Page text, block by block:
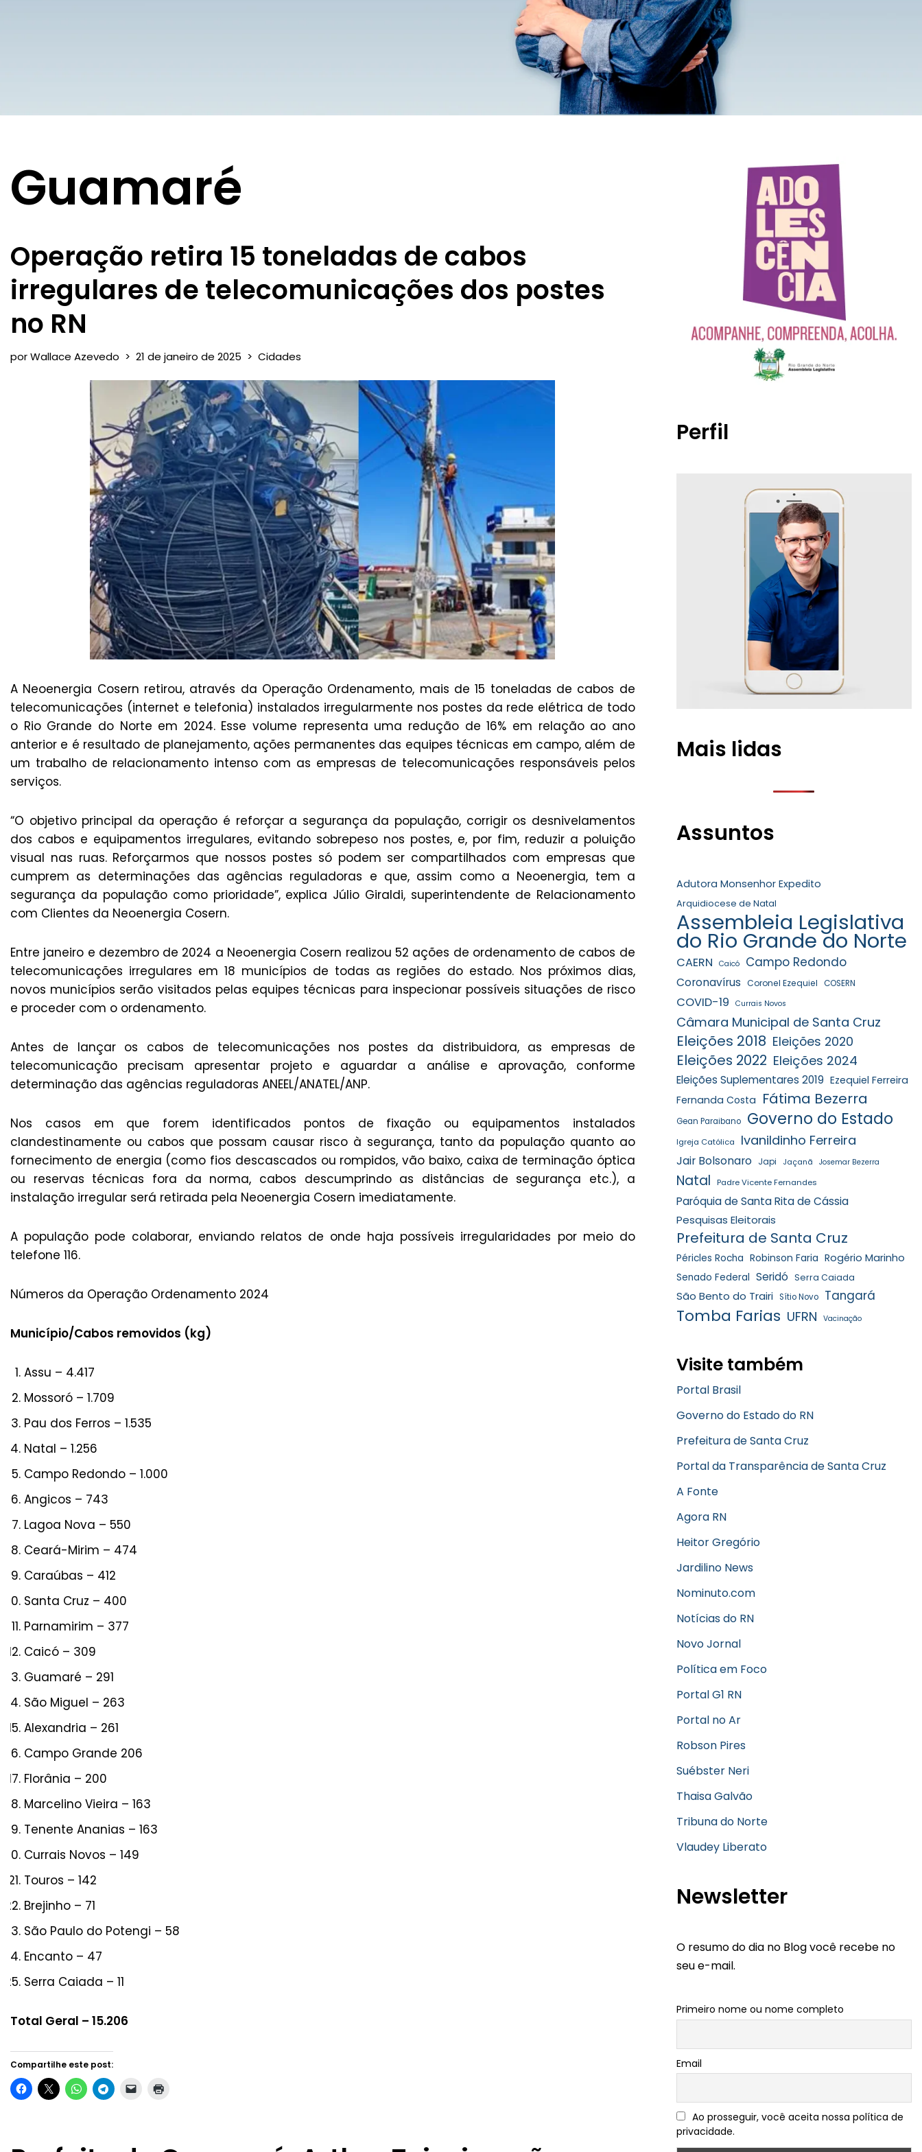
Guamaré
Operação retira 15 toneladas de cabos
irregulares de telecomunicações dos postes
no RN
porWallace Azevedo 21 de janeiro de 2025 Cidades
A Neoenergia Cosern retirou, através da Operação Ordenamento, mais de 15 toneladas de cabos de
telecomunicações (internet e telefonia) instalados irregularmente nos postes da rede elétrica de todo
o Rio Grande do Norte em 2024. Esse volume representa uma redução de 16% em relação ao ano
anterior e é resultado de planejamento, ações permanentes das equipes técnicas em campo, além de
um trabalho de relacionamento intenso com as empresas de telecomunicações responsáveis pelos
serviços.
“O objetivo principal da operação é reforçar a segurança da população, corrigir os desnivelamentos
dos cabos e equipamentos irregulares, evitando sobrepeso nos postes, e, por fim, reduzir a poluição
visual nas ruas. Reforçarmos que nossos postes só podem ser compartilhados com empresas que
cumprem as determinações das agências reguladoras e que, assim como a Neoenergia, tem a
segurança da população como prioridade”, explica Júlio Giraldi, superintendente de Relacionamento
com Clientes da Neoenergia Cosern.
Entre janeiro e dezembro de 2024 a Neoenergia Cosern realizou 52 ações de ordenamento de cabos de
telecomunicações irregulares em 18 municípios de todas as regiões do estado. Nos próximos dias,
novos municípios serão visitados pelas equipes técnicas para inspecionar possíveis situações de risco
e proceder com o ordenamento.
Antes de lançar os cabos de telecomunicações nos postes da distribuidora, as empresas de
telecomunicação precisam apresentar projeto e aguardar a análise e aprovação, conforme
determinação das agências reguladoras ANEEL/ANATEL/ANP.
Nos casos em que forem identificados pontos de fixação ou equipamentos instalados
clandestinamente ou cabos que possam causar risco à segurança, tanto da população quanto ao
fornecimento de energia (como fios descascados ou rompidos, vão baixo, caixa de terminação óptica
ou reservas técnicas fora da norma, cabos descumprindo as distâncias de segurança etc.), a
instalação irregular será retirada pela Neoenergia Cosern imediatamente.
A população pode colaborar, enviando relatos de onde haja possíveis irregularidades por meio do
telefone 116.
Números da Operação Ordenamento 2024
Município/Cabos removidos (kg)
Assu – 4.417
Mossoró – 1.709
Pau dos Ferros – 1.535
Natal – 1.256
Campo Redondo – 1.000
Angicos – 743
Lagoa Nova – 550
Ceará-Mirim – 474
Caraúbas – 412
Santa Cruz – 400
Parnamirim – 377
Caicó – 309
Guamaré – 291
São Miguel – 263
Alexandria – 261
Campo Grande 206
Florânia – 200
Marcelino Vieira – 163
Tenente Ananias – 163
Currais Novos – 149
Touros – 142
Brejinho – 71
São Paulo do Potengi – 58
Encanto – 47
Serra Caiada – 11
Total Geral – 15.206
Compartilhe este post:
Perfil
Mais lidas
Assuntos
Adutora Monsenhor Expedito
Arquidiocese de Natal
Assembleia Legislativa
do Rio Grande do Norte
CAERN Caicó Campo Redondo
Coronavírus Coronel Ezequiel COSERN
COVID-19 Currais Novos
Câmara Municipal de Santa Cruz
Eleições 2018 Eleições 2020
Eleições 2022 Eleições 2024
Eleições Suplementares 2019 Ezequiel Ferreira
Fernanda Costa Fátima Bezerra
Gean Paraibano Governo do Estado
Igreja Católica Ivanildinho Ferreira
Jair Bolsonaro Japi Jaçanã Josemar Bezerra
Natal Padre Vicente Fernandes
Paróquia de Santa Rita de Cássia
Pesquisas Eleitorais
Prefeitura de Santa Cruz
Péricles Rocha Robinson Faria Rogério Marinho
Senado Federal Seridó Serra Caiada
São Bento do Trairi Sítio Novo Tangará
Tomba Farias UFRN Vacinação
Visite também
Portal Brasil
Governo do Estado do RN
Prefeitura de Santa Cruz
Portal da Transparência de Santa Cruz
A Fonte
Agora RN
Heitor Gregório
Jardilino News
Nominuto.com
Notícias do RN
Novo Jornal
Política em Foco
Portal G1 RN
Portal no Ar
Robson Pires
Suébster Neri
Thaisa Galvão
Tribuna do Norte
Vlaudey Liberato
Newsletter
O resumo do dia no Blog você recebe no
seu e-mail.
Primeiro nome ou nome completo
Email
Ao prosseguir, você aceita nossa política de
privacidade.